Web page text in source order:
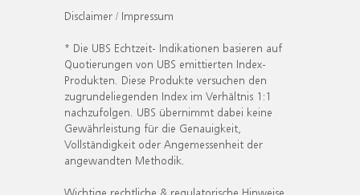
Disclaimer / Impressum
* Die UBS Echtzeit- Indikationen basieren auf
Quotierungen von UBS emittierten Index-
Produkten. Diese Produkte versuchen den
zugrundeliegenden Index im Verhältnis 1:1
nachzufolgen. UBS übernimmt dabei keine
Gewährleistung für die Genauigkeit,
Vollständigkeit oder Angemessenheit der
angewandten Methodik.